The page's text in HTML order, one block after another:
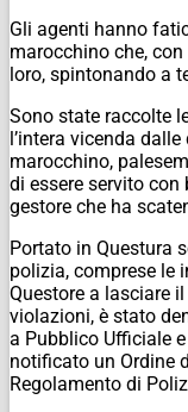
Gli agenti hanno
marocchino che,
loro, spintonando a
Sono state raccolte
l’intera vicenda
marocchino,
di essere servito
gestore che ha
Portato in Questura
polizia, comprese le
Questore a lasciare
violazioni, è stato
a Pubblico Ufficiale
notificato un Ordine
Regolamento di